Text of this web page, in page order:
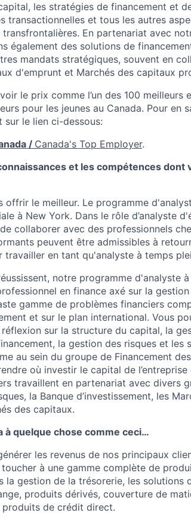
les stratégies de financement et
transactionnelles et tous les autres
En partenariat avec
également des solutions de
mandats stratégiques, souvent en
d'emprunt et Marchés des capitaux
le prix comme l’un des 100 meilleurs
pour les jeunes au Canada. Pour en
le lien ci-dessous:
/ Canada's Top Employer.
et les compétences dont
offrir le meilleur. Le programme
à New York. Dans le rôle d’analyste
collaborer avec des professionnels
peuvent être admissibles à
travailler en tant qu'analyste à temps
notre programme d'analyste
en finance axé sur la
gamme de problèmes financiers
et sur le plan international. Vous
sur la structure du capital, la
la gestion des risques et les
au sein du groupe de Financement
où investir le capital de
travaillent en partenariat avec divers
la Banque d’investissement, les
des capitaux.
quelque chose comme ceci…
les revenus de nos principaux
à une gamme complète de
la gestion de la trésorerie, les solutions
produits dérivés, couverture de
de crédit direct.